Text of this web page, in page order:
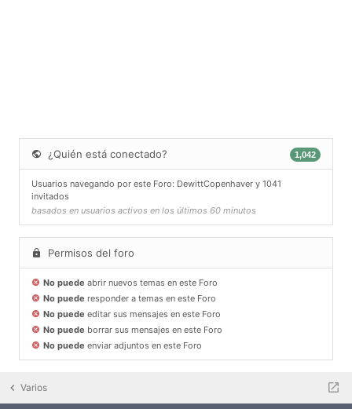
¿Quién está conectado? 1,042
Usuarios navegando por este Foro: DewittCopenhaver y 1041
invitados
basados en usuarios activos en los últimos 60 minutos
Permisos del foro
No puede abrir nuevos temas en este Foro
No puede responder a temas en este Foro
No puede editar sus mensajes en este Foro
No puede borrar sus mensajes en este Foro
No puede enviar adjuntos en este Foro
Varios